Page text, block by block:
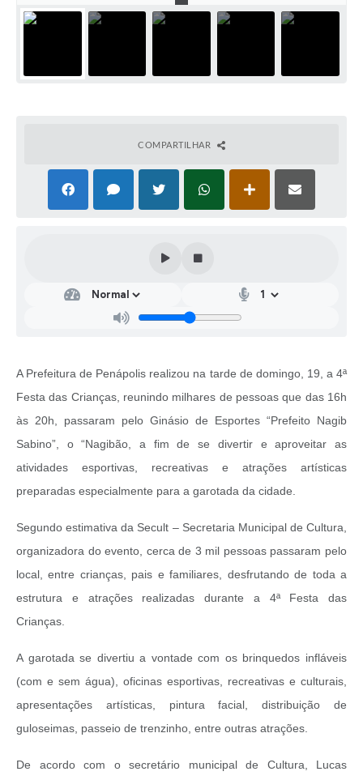
COMPARTILHAR
A Prefeitura de Penápolis realizou na tarde de domingo, 19, a 4ª
Festa das Crianças, reunindo milhares de pessoas que das 16h
às 20h, passaram pelo Ginásio de Esportes “Prefeito Nagib
Sabino”, o “Nagibão, a fim de se divertir e aproveitar as
atividades esportivas, recreativas e atrações artísticas
preparadas especialmente para a garotada da cidade.
Segundo estimativa da Secult – Secretaria Municipal de Cultura,
organizadora do evento, cerca de 3 mil pessoas passaram pelo
local, entre crianças, pais e familiares, desfrutando de toda a
estrutura e atrações realizadas durante a 4ª Festa das
Crianças.
A garotada se divertiu a vontade com os brinquedos infláveis
(com e sem água), oficinas esportivas, recreativas e culturais,
apresentações artísticas, pintura facial, distribuição de
guloseimas, passeio de trenzinho, entre outras atrações.
De acordo com o secretário municipal de Cultura, Lucas